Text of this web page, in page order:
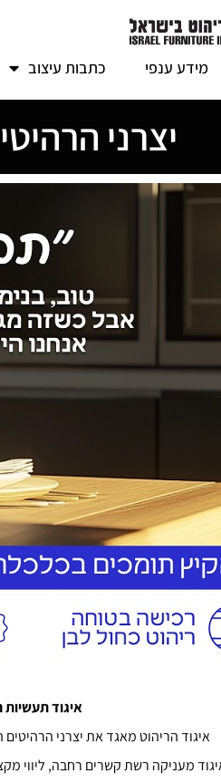
מידע ענפי כתבות עיצוב
יצרני
איגוד תעשיות
איגוד הריהוט מאגד את יצרני
מעניקה רשת קשרים רחבה, ליווי